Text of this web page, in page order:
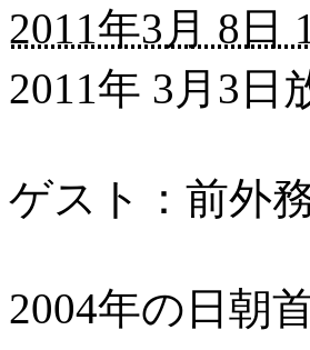
2011年3月 8日
2011年 3月3
ゲスト：前外
2004年の日朝